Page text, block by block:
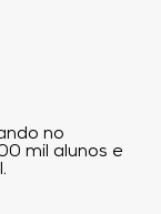
no
mil alunos e